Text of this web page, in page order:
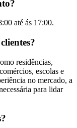
até ás 17:00.
residências,
escolas e
no mercado, a
para lidar